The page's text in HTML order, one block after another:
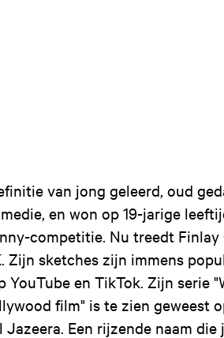
van jong geleerd, oud
en won op 19-jarige
competitie. Nu treedt
Zijn sketches zijn immens
YouTube en TikTok. Zijn serie
film" is te zien geweest
Jazeera. Een rijzende naam